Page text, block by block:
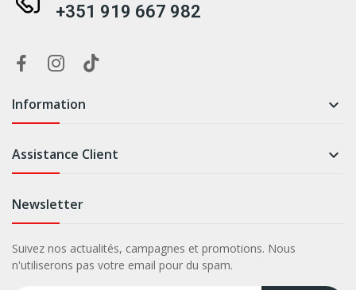
+351 919 667 982
Information 
Assistance Client 
Newsletter
Suivez nos actualités, campagnes et promotions. Nous
n'utiliserons pas votre email pour du spam.